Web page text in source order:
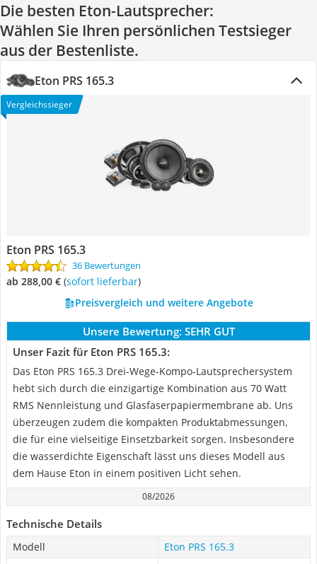
Die besten Eton-Lautsprecher:
Wählen Sie Ihren persönlichen Testsieger
aus der Bestenliste.
Eton PRS 165.3
Vergleichssieger
Eton PRS 165.3
36 Bewertungen
ab 288,00 € ( Sofort lieferbar)
Preisvergleich und weitere Angebote
Unsere Bewertung: SEHR GUT
Unser Fazit für Eton PRS 165.3:
Das Eton PRS 165.3 Drei-Wege-Kompo-Lautsprechersystem
hebt sich durch die einzigartige Kombination aus 70 Watt
RMS Nennleistung und Glasfaserpapiermembrane ab. Uns
überzeugen zudem die kompakten Produktabmessungen,
die für eine vielseitige Einsetzbarkeit sorgen. Insbesondere
die wasserdichte Eigenschaft lässt uns dieses Modell aus
dem Hause Eton in einem positiven Licht sehen.
08/2026
Technische Details
Modell
Eton PRS 165.3